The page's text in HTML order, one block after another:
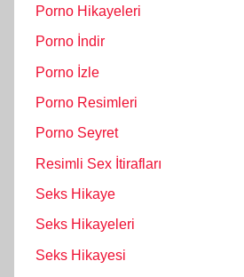
Porno Hikayeleri
Porno İndir
Porno İzle
Porno Resimleri
Porno Seyret
Resimli Sex İtirafları
Seks Hikaye
Seks Hikayeleri
Seks Hikayesi